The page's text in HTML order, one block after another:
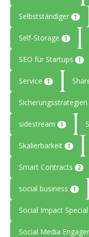
Selbstständiger 1
Self-Storage 1
SEO für Startups 1
Service 1
Sicherungsstrategien
sidestream 1
Skalierbarkeit 1
Smart Contracts 2
social business 1
Social Impact Special
Social Media